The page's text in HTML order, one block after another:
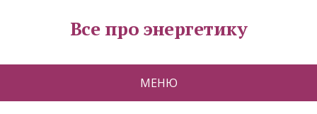
Все про энергетику
МЕНЮ